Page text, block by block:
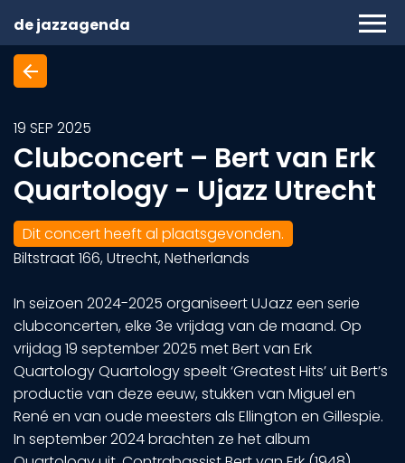
de jazzagenda menu
arrow_back
19 SEP 2025
Clubconcert – Bert van Erk
Quartology - Ujazz Utrecht
Dit concert heeft al plaatsgevonden.
Biltstraat 166, Utrecht, Netherlands
In seizoen 2024-2025 organiseert UJazz een serie
clubconcerten, elke 3e vrijdag van de maand. Op
vrijdag 19 september 2025 met Bert van Erk
Quartology Quartology speelt ‘Greatest Hits’ uit Bert’s
productie van deze eeuw, stukken van Miguel en
René en van oude meesters als Ellington en Gillespie.
In september 2024 brachten ze het album